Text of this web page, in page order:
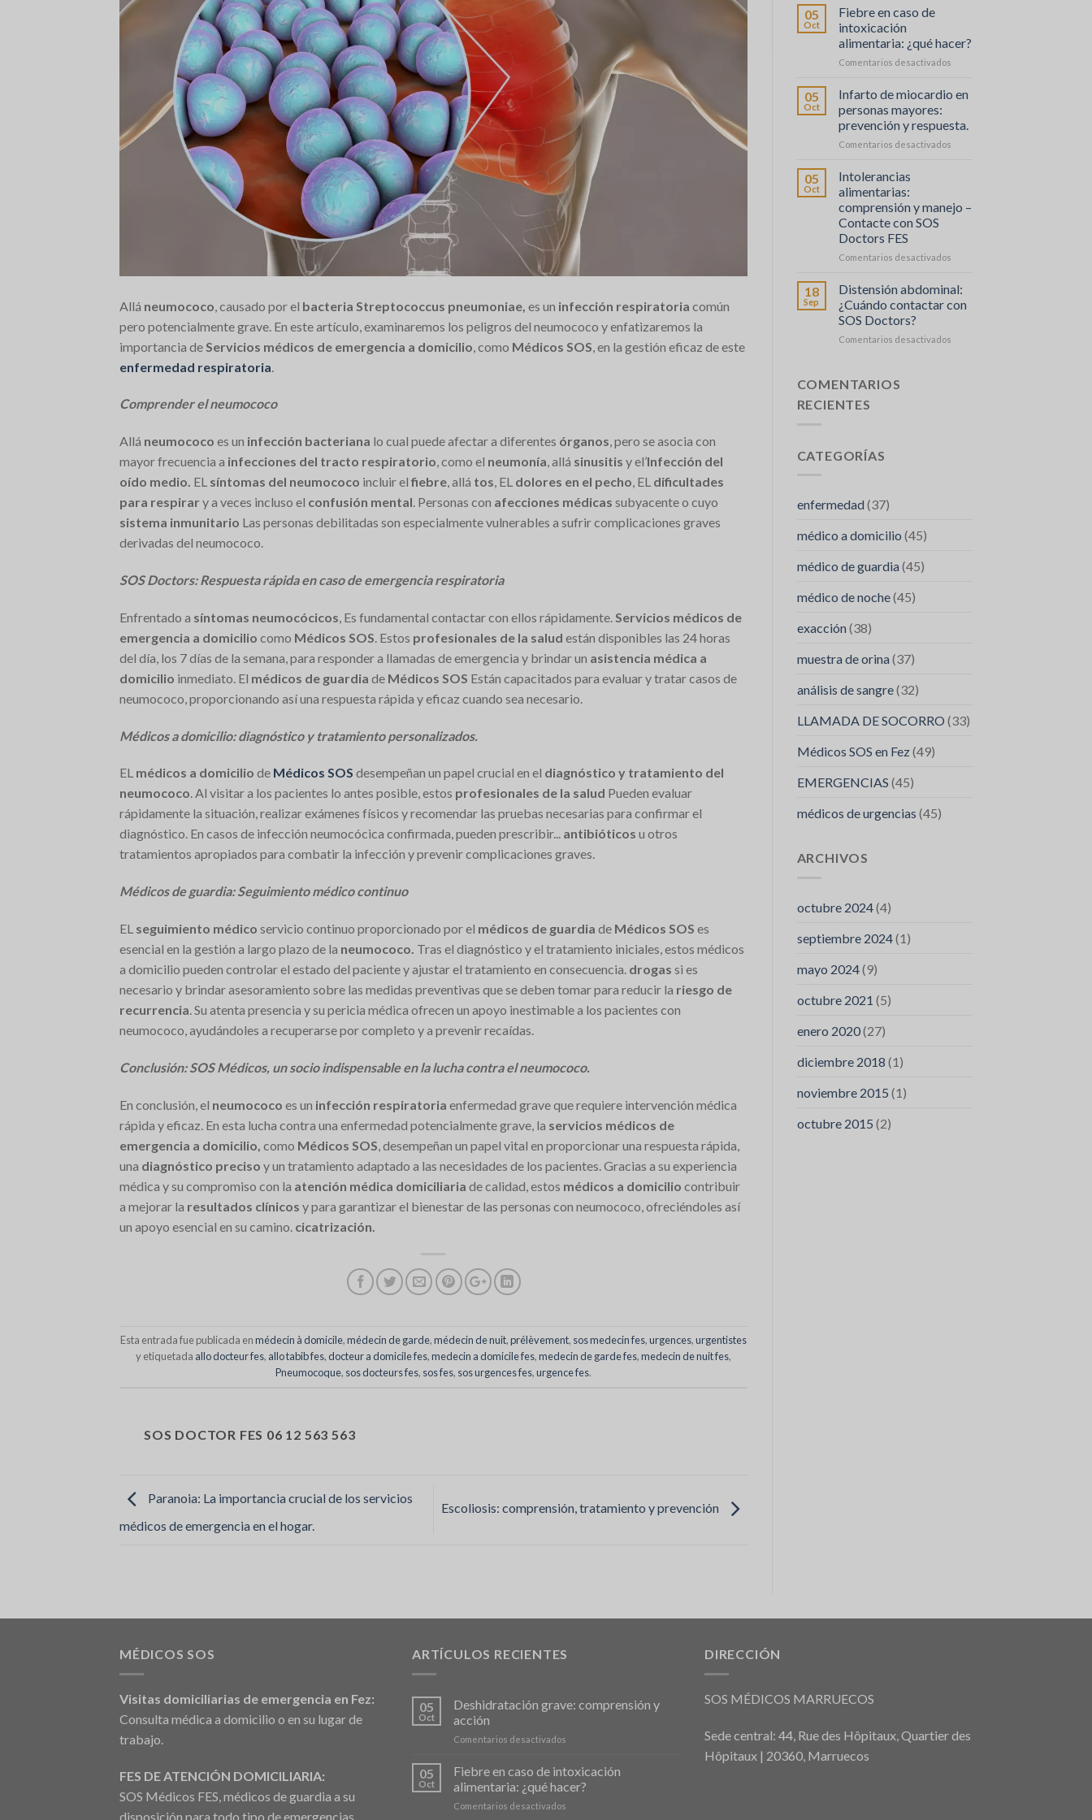
Allá neumococo , causado por el bacteria Streptococcus pneumoniae, es un infección respiratoria común
pero potencialmente grave. En este artículo, examinaremos los peligros del neumococo y enfatizaremos la
importancia de Servicios médicos de emergencia a domicilio , como Médicos SOS , en la gestión eficaz de este
enfermedad respiratoria
Comprender el neumococo
Allá neumococo es un infección bacteriana lo cual puede afectar a diferentes órganos, pero se asocia con
mayor frecuencia a infecciones del tracto respiratorio, como el neumonía, allá sinusitis y el’Infección del
oído medio. EL síntomas del neumococo incluir el fiebre, allá tos, EL dolores en el pecho, EL dificultades
para respirar y a veces incluso el confusión mental. Personas con afecciones médicas subyacente o cuyo
sistema inmunitario Las personas debilitadas son especialmente vulnerables a sufrir complicaciones graves
derivadas del neumococo.
SOS Doctors: Respuesta rápida en caso de emergencia respiratoria
Enfrentado a síntomas neumocócicos , Es fundamental contactar con ellos rápidamente. Servicios médicos de
emergencia a domicilio como Médicos SOS . Estos profesionales de la salud están disponibles las 24 horas
del día, los 7 días de la semana, para responder a llamadas de emergencia y brindar un asistencia médica a
domicilio inmediato. El médicos de guardia de Médicos SOS Están capacitados para evaluar y tratar casos de
neumococo, proporcionando así una respuesta rápida y eficaz cuando sea necesario.
Médicos a domicilio: diagnóstico y tratamiento personalizados.
EL médicos a domicilio de Médicos SOS desempeñan un papel crucial en el diagnóstico y tratamiento del
neumococo. Al visitar a los pacientes lo antes posible, estos profesionales de la salud Pueden evaluar
rápidamente la situación, realizar exámenes físicos y recomendar las pruebas necesarias para confirmar el
diagnóstico. En casos de infección neumocócica confirmada, pueden prescribir... antibióticos u otros
tratamientos apropiados para combatir la infección y prevenir complicaciones graves.
Médicos de guardia: Seguimiento médico continuo
EL seguimiento médico servicio continuo proporcionado por el médicos de guardia de Médicos SOS es
esencial en la gestión a largo plazo de la neumococo. Tras el diagnóstico y el tratamiento iniciales, estos médicos
a domicilio pueden controlar el estado del paciente y ajustar el tratamiento en consecuencia. drogas si es
necesario y brindar asesoramiento sobre las medidas preventivas que se deben tomar para reducir la riesgo de
recurrencia. Su atenta presencia y su pericia médica ofrecen un apoyo inestimable a los pacientes con
neumococo, ayudándoles a recuperarse por completo y a prevenir recaídas.
Conclusión: SOS Médicos, un socio indispensable en la lucha contra el neumococo.
En conclusión, el neumococo es un infección respiratoria enfermedad grave que requiere intervención médica
rápida y eficaz. En esta lucha contra una enfermedad potencialmente grave, la servicios médicos de
emergencia a domicilio, como Médicos SOS , desempeñan un papel vital en proporcionar una respuesta rápida,
una diagnóstico preciso y un tratamiento adaptado a las necesidades de los pacientes. Gracias a su experiencia
médica y su compromiso con la atención médica domiciliaria de calidad, estos médicos a domicilio contribuir
a mejorar la resultados clínicos y para garantizar el bienestar de las personas con neumococo, ofreciéndoles así
un apoyo esencial en su camino. cicatrización.
Esta entrada fue publicada enmédecin à domicile,médecin de garde,médecin de nuit,prélèvement, sos medecin fes,urgences,urgentistes
y etiquetada allo docteur fes, allo tabib fes, docteur a domicile fes,medecin a domicile fes,medecin de garde fes,medecin de nuit fes,
Pneumocoque, sos docteurs fes, sos fes, sos urgences fes,urgence fes.
SOS DOCTOR FES 06 12 563 563
Paranoia: La importancia crucial de los servicios
médicos de emergencia en el hogar.
Escoliosis: comprensión, tratamiento y prevención
et
agir
05
Oct
Fiebre en caso de
intoxicación
alimentaria: ¿qué hacer?
Comentarios desactivadosen
alimentaire
:
05
Oct
Infarto de miocardio en
personas mayores:
prevención y respuesta.
Comentarios desactivadosen
Personnes
Prévention
05
Oct
Intolerancias
alimentarias:
comprensión y manejo –
Contacte con SOS
Doctors FES
Comentarios desactivadosen
Alimentaires
Comprendre
Gérer
18
Sep
Distensión abdominal:
¿Cuándo contactar con
SOS Doctors?
Comentarios desactivadosen
COMENTARIOS
RECIENTES
CATEGORÍAS
enfermedad (37)
médico a domicilio (45)
médico de guardia (45)
médico de noche(45)
exacción (38)
muestra de orina (37)
análisis de sangre(32)
LLAMADA DE SOCORRO (33)
Médicos SOS en Fez(49)
EMERGENCIAS (45)
médicos de urgencias (45)
ARCHIVOS
octubre 2024(4)
septiembre 2024(1)
mayo 2024(9)
octubre 2021 (5)
enero 2020(27)
diciembre 2018 (1)
noviembre 2015 (1)
octubre 2015 (2)
MÉDICOS SOS
Visitas domiciliarias de emergencia en Fez:
Consulta médica a domicilio o en su lugar de
trabajo.
FES DE ATENCIÓN DOMICILIARIA:
SOS Médicos FES, médicos de guardia a su
disposición para todo tipo de emergencias.
ARTÍCULOS RECIENTES
05
Oct
Deshidratación grave: comprensión y
acción
Comentarios desactivadosen
sévère
:
comprendre
et
05
Oct
Fiebre en caso de intoxicación
alimentaria: ¿qué hacer?
Comentarios desactivadosen
DIRECCIÓN
SOS MÉDICOS MARRUECOS
Sede central: 44, Rue des Hôpitaux, Quartier des
Hôpitaux | 20360, Marruecos